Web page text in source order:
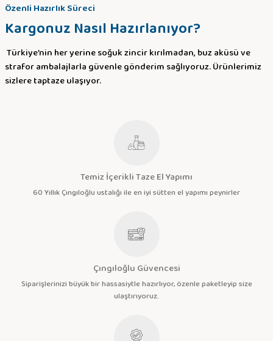
Özenli Hazırlık Süreci
Kargonuz Nasıl Hazırlanıyor?
Türkiye’nin her yerine soğuk zincir kırılmadan, buz aküsü ve
strafor ambalajlarla güvenle gönderim sağlıyoruz. Ürünlerimiz
sizlere taptaze ulaşıyor.
Temiz İçerikli Taze El Yapımı
60 Yıllık Çıngıloğlu ustalığı ile en iyi sütten el yapımı peynirler
Çıngıloğlu Güvencesi
Siparişlerinizi büyük bir hassasiytle hazırlıyor, özenle paketleyip size
ulaştırıyoruz.